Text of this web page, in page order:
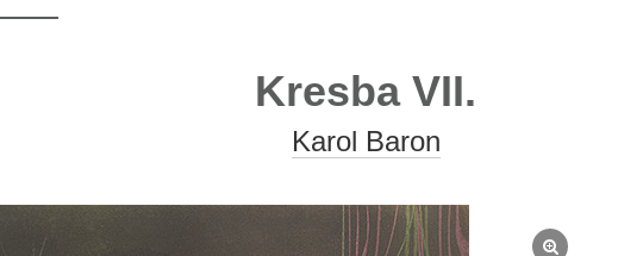
Kresba VII.
Karol Baron